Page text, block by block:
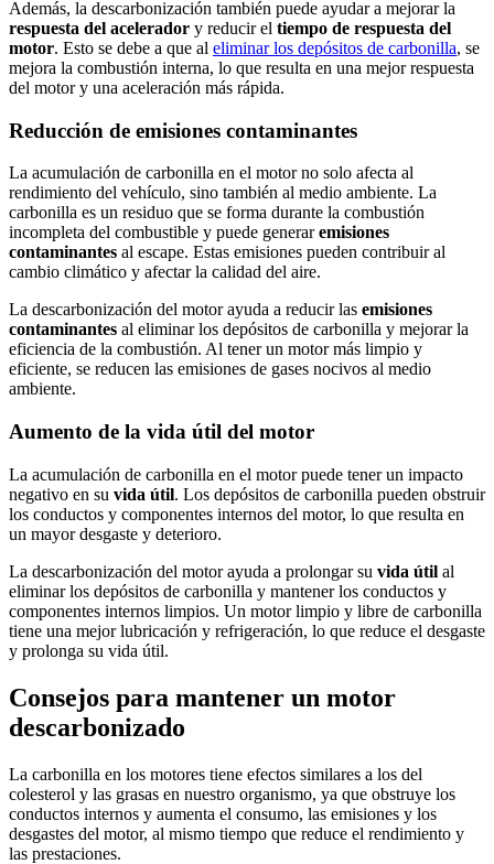
Además, la descarbonización también puede ayudar a mejorar la
respuesta del acelerador y reducir el tiempo de respuesta del
motor. Esto se debe a que al eliminar los depósitos de carbonilla, se
mejora la combustión interna, lo que resulta en una mejor respuesta
del motor y una aceleración más rápida.
Reducción de emisiones contaminantes
La acumulación de carbonilla en el motor no solo afecta al
rendimiento del vehículo, sino también al medio ambiente. La
carbonilla es un residuo que se forma durante la combustión
incompleta del combustible y puede generaremisiones
contaminantes al escape. Estas emisiones pueden contribuir al
cambio climático y afectar la calidad del aire.
La descarbonización del motor ayuda a reducir las emisiones
contaminantes al eliminar los depósitos de carbonilla y mejorar la
eficiencia de la combustión. Al tener un motor más limpio y
eficiente, se reducen las emisiones de gases nocivos al medio
ambiente.
Aumento de la vida útil del motor
La acumulación de carbonilla en el motor puede tener un impacto
negativo en su vida útil. Los depósitos de carbonilla pueden obstruir
los conductos y componentes internos del motor, lo que resulta en
un mayor desgaste y deterioro.
La descarbonización del motor ayuda a prolongar su vida útil al
eliminar los depósitos de carbonilla y mantener los conductos y
componentes internos limpios. Un motor limpio y libre de carbonilla
tiene una mejor lubricación y refrigeración, lo que reduce el desgaste
y prolonga su vida útil.
Consejos para mantener un motor
descarbonizado
La carbonilla en los motores tiene efectos similares a los del
colesterol y las grasas en nuestro organismo, ya que obstruye los
conductos internos y aumenta el consumo, las emisiones y los
desgastes del motor, al mismo tiempo que reduce el rendimiento y
las prestaciones.